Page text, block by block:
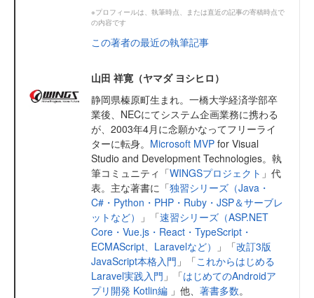
※プロフィールは、執筆時点、または直近の記事の寄稿時点で
の内容です
この著者の最近の執筆記事
山田 祥寛（ヤマダ ヨシヒロ）
静岡県榛原町生まれ。一橋大学経済学部卒
業後、NECにてシステム企画業務に携わる
が、2003年4月に念願かなってフリーライ
ターに転身。 Microsoft MVP for Visual
Studio and Development Technologies。執
筆コミュニティ「WINGSプロジェクト 」代
表。主な著書に「独習シリーズ（Java・
C#・Python・PHP・Ruby・JSP＆サーブレ
ットなど）
」「速習シリーズ（ASP.NET
Core・Vue.js・React・TypeScript・
ECMAScript、Laravelなど）
」「改訂3版
JavaScript本格入門 」「これからはじめる
Laravel実践入門 」「はじめてのAndroidア
プリ開発 Kotlin編 」他、 著書多数。